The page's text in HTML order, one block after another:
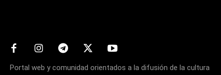
Portal web y comunidad orientados a la difusión de la cultura